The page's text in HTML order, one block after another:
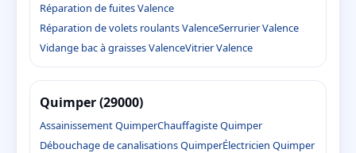
Réparation de fuites Valence
Réparation de volets roulants ValenceSerrurier Valence
Vidange bac à graisses ValenceVitrier Valence
Quimper (29000)
Assainissement QuimperChauffagiste Quimper
Débouchage de canalisations QuimperÉlectricien Quimper